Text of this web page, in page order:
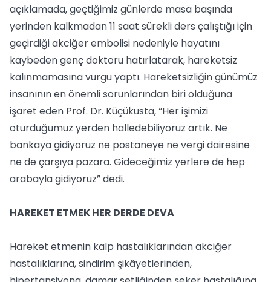
açıklamada, geçtiğimiz günlerde masa başında
yerinden kalkmadan 11 saat sürekli ders çalıştığı için
geçirdiği akciğer embolisi nedeniyle hayatını
kaybeden genç doktoru hatırlatarak, hareketsiz
kalınmamasına vurgu yaptı. Hareketsizliğin günümüz
insanının en önemli sorunlarından biri olduğuna
işaret eden Prof. Dr. Küçükusta, “Her işimizi
oturduğumuz yerden halledebiliyoruz artık. Ne
bankaya gidiyoruz ne postaneye ne vergi dairesine
ne de çarşıya pazara. Gideceğimiz yerlere de hep
arabayla gidiyoruz” dedi.
HAREKET ETMEK HER DERDE DEVA
Hareket etmenin kalp hastalıklarından akciğer
hastalıklarına, sindirim şikâyetlerinden,